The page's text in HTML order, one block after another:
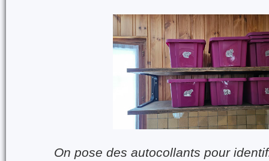
On pose des autocollants pour